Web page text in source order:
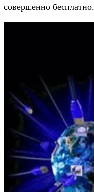
совершенно бесплатно.